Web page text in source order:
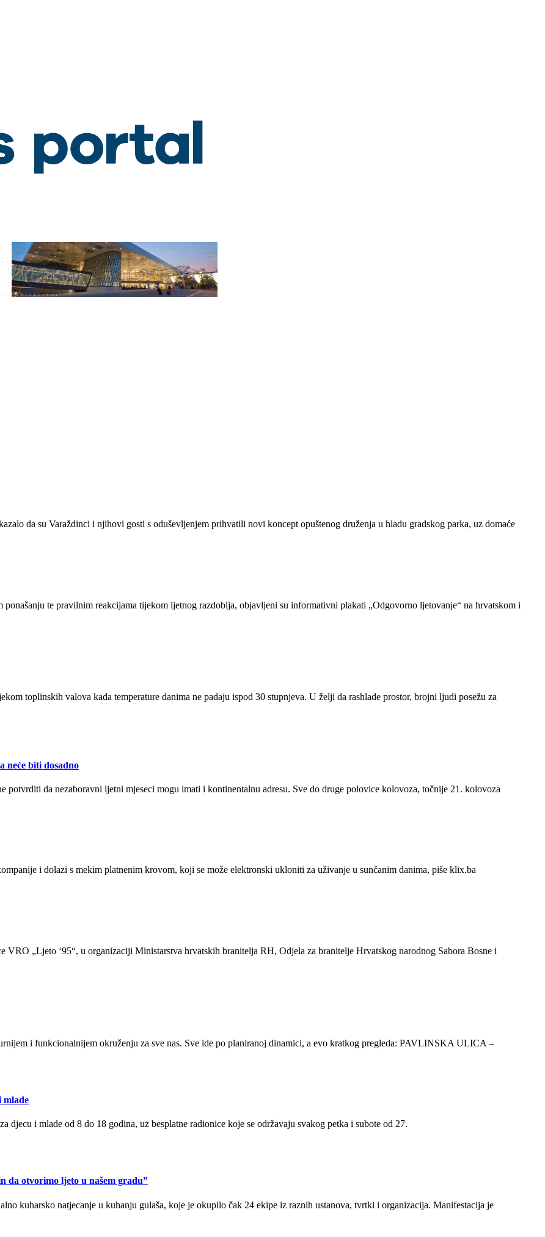
da su Varaždinci i njihovi gosti s oduševljenjem prihvatili novi koncept opuštenog druženja u hladu gradskog parka, uz domaće
te pravilnim reakcijama tijekom ljetnog razdoblja, objavljeni su informativni plakati „Odgovorno ljetovanje“ na hrvatskom i
toplinskih valova kada temperature danima ne padaju ispod 30 stupnjeva. U želji da rashlade prostor, brojni ljudi posežu za
neće biti dosadno
da nezaboravni ljetni mjeseci mogu imati i kontinentalnu adresu. Sve do druge polovice kolovoza, točnije 21. kolovoza
i dolazi s mekim platnenim krovom, koji se može elektronski ukloniti za uživanje u sunčanim danima, piše klix.ba
„Ljeto ‘95“, u organizaciji Ministarstva hrvatskih branitelja RH, Odjela za branitelje Hrvatskog narodnog Sabora Bosne i
i funkcionalnijem okruženju za sve nas. Sve ide po planiranoj dinamici, a evo kratkog pregleda: PAVLINSKA ULICA –
mlade
i mlade od 8 do 18 godina, uz besplatne radionice koje se održavaju svakog petka i subote od 27.
otvorimo ljeto u našem gradu”
kuharsko natjecanje u kuhanju gulaša, koje je okupilo čak 24 ekipe iz raznih ustanova, tvrtki i organizacija. Manifestacija je